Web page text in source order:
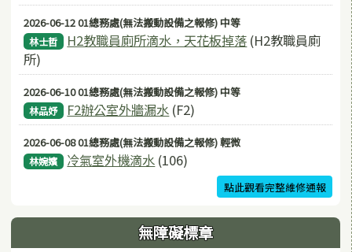
2026-06-12 01總務處(無法搬動設備之報修) 中等
林士哲 H2教職員廁所滴水，天花板掉落 (H2教職員廁
所)
2026-06-10 01總務處(無法搬動設備之報修) 中等
林品妤 F2辦公室外牆漏水 (F2)
2026-06-08 01總務處(無法搬動設備之報修) 輕微
林婉嬪 冷氣室外機滴水 (106)
點此觀看完整維修通報
無障礙標章